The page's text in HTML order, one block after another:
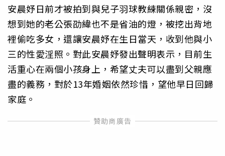
安晨妤日前才被拍到與兒子羽球教練關係親密，沒
想到她的老公張劭緯也不是省油的燈，被挖出背地
裡偷吃多女，還讓安晨妤在生日當天，收到他與小
三的性愛淫照。對此安晨妤發出聲明表示，目前生
活重心在兩個小孩身上，希望丈夫可以盡到父親應
盡的義務，對於13年婚姻依然珍惜，望他早日回歸
家庭。